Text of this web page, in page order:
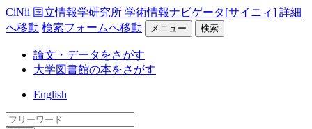
CiNii 国立情報学研究所 学術情報ナビゲータ[サイニィ] 詳細
へ移動 検索フォームへ移動 メニュー 検索
論文・データをさがす
大学図書館の本をさがす
English